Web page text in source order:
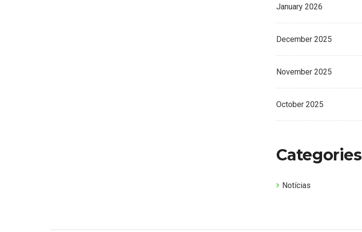
January 2026
December 2025
November 2025
October 2025
Categories
Notícias